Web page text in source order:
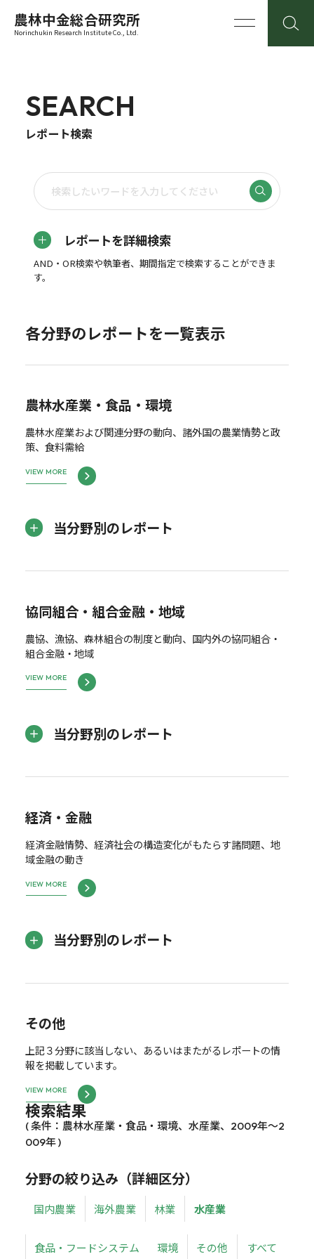
農林中金総合研究所
Norinchukin Research Institute Co., Ltd.
SEARCH
レポート検索
レポートを詳細検索
AND・OR検索や執筆者、期間指定で検索することができま
す。
各分野のレポートを一覧表示
農林水産業・食品・環境
農林水産業および関連分野の動向、諸外国の農業情勢と政
策、食料需給
VIEW MORE
当分野別のレポート
協同組合・組合金融・地域
農協、漁協、森林組合の制度と動向、国内外の協同組合・
組合金融・地域
VIEW MORE
当分野別のレポート
経済・金融
経済金融情勢、経済社会の構造変化がもたらす諸問題、地
域金融の動き
VIEW MORE
当分野別のレポート
その他
上記３分野に該当しない、あるいはまたがるレポートの情
報を掲載しています。
VIEW MORE
検索結果
( 条件：農林水産業・食品・環境、水産業、2009年～2
009年 )
分野の絞り込み（詳細区分）
国内農業 海外農業 林業 水産業
食品・フードシステム 環境 その他 すべて